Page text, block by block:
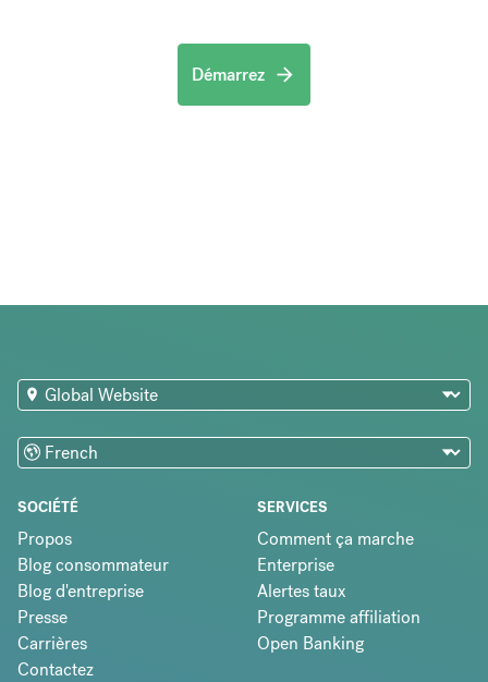
Démarrez
SOCIÉTÉ
Propos
Blog consommateur
Blog d'entreprise
Presse
Carrières
Contactez
SERVICES
Comment ça marche
Enterprise
Alertes taux
Programme affiliation
Open Banking